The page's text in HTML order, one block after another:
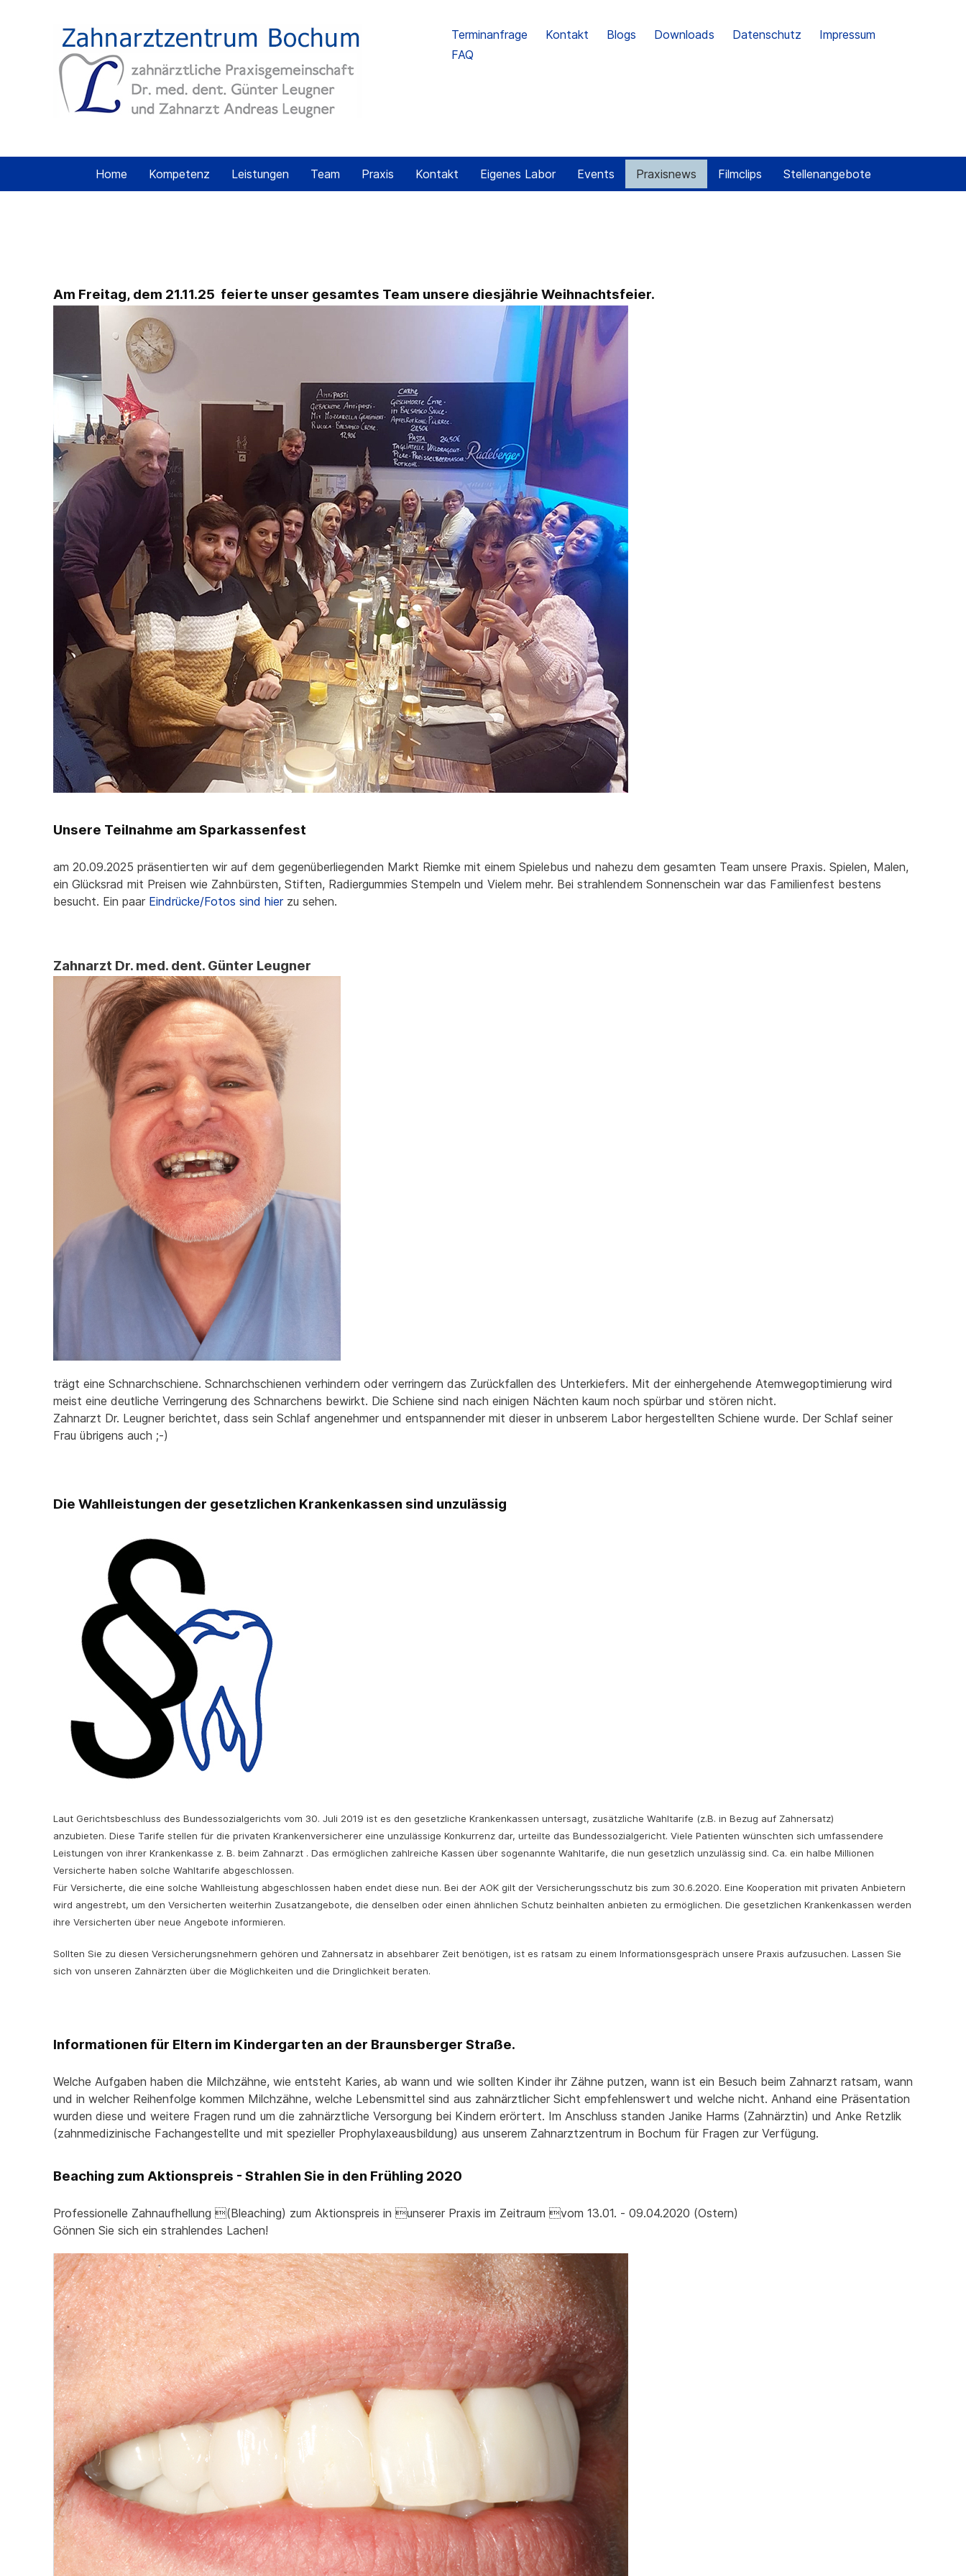
Terminanfrage Kontakt Blogs Downloads Datenschutz
Impressum
FAQ
Home Kompetenz Leistungen Team Praxis Kontakt Eigenes Labor Events Praxisnews Filmclips Stellenangebote
Am Freitag, dem 21.11.25 feierte unser gesamtes Team unsere diesjährie Weihnachtsfeier.
Unsere Teilnahme am Sparkassenfest
am 20.09.2025 präsentierten wir auf dem gegenüberliegenden Markt Riemke mit einem Spielebus und nahezu dem gesamten Team unsere Praxis. Spielen, Malen,
ein Glücksrad mit Preisen wie Zahnbürsten, Stiften, Radiergummies Stempeln und Vielem mehr. Bei strahlendem Sonnenschein war das Familienfest bestens
besucht. Ein paar Eindrücke/Fotos sind hierzu sehen.
Zahnarzt Dr. med. dent. Günter Leugner
trägt eine Schnarchschiene. Schnarchschienen verhindern oder verringern das Zurückfallen des Unterkiefers. Mit der einhergehende Atemwegoptimierung wird
meist eine deutliche Verringerung des Schnarchens bewirkt. Die Schiene sind nach einigen Nächten kaum noch spürbar und stören nicht.
Zahnarzt Dr. Leugner berichtet, dass sein Schlaf angenehmer und entspannender mit dieser in unbserem Labor hergestellten Schiene wurde. Der Schlaf seiner
Frau übrigens auch ;-)
Die Wahlleistungen der gesetzlichen Krankenkassen sind unzulässig
Laut Gerichtsbeschluss des Bundessozialgerichts vom 30. Juli 2019 ist es den gesetzliche Krankenkassen untersagt, zusätzliche Wahltarife (z.B. in Bezug auf Zahnersatz)
anzubieten. Diese Tarife stellen für die privaten Krankenversicherer eine unzulässige Konkurrenz dar, urteilte das Bundessozialgericht. Viele Patienten wünschten sich umfassendere
Leistungen von ihrer Krankenkasse z. B. beim Zahnarzt . Das ermöglichen zahlreiche Kassen über sogenannte Wahltarife, die nun gesetzlich unzulässig sind. Ca. ein halbe Millionen
Versicherte haben solche Wahltarife abgeschlossen.
Für Versicherte, die eine solche Wahlleistung abgeschlossen haben endet diese nun. Bei der AOK gilt der Versicherungsschutz bis zum 30.6.2020. Eine Kooperation mit privaten Anbietern
wird angestrebt, um den Versicherten weiterhin Zusatzangebote, die denselben oder einen ähnlichen Schutz beinhalten anbieten zu ermöglichen. Die gesetzlichen Krankenkassen werden
ihre Versicherten über neue Angebote informieren.
Sollten Sie zu diesen Versicherungsnehmern gehören und Zahnersatz in absehbarer Zeit benötigen, ist es ratsam zu einem Informationsgespräch unsere Praxis aufzusuchen. Lassen Sie
sich von unseren Zahnärzten über die Möglichkeiten und die Dringlichkeit beraten.
Informationen für Eltern im Kindergarten an der Braunsberger Straße.
Welche Aufgaben haben die Milchzähne, wie entsteht Karies, ab wann und wie sollten Kinder ihr Zähne putzen, wann ist ein Besuch beim Zahnarzt ratsam, wann
und in welcher Reihenfolge kommen Milchzähne, welche Lebensmittel sind aus zahnärztlicher Sicht empfehlenswert und welche nicht. Anhand eine Präsentation
wurden diese und weitere Fragen rund um die zahnärztliche Versorgung bei Kindern erörtert. Im Anschluss standen Janike Harms (Zahnärztin) und Anke Retzlik
(zahnmedizinische Fachangestellte und mit spezieller Prophylaxeausbildung) aus unserem Zahnarztzentrum in Bochum für Fragen zur Verfügung.
Beaching zum Aktionspreis - Strahlen Sie in den Frühling 2020
Professionelle Zahnaufhellung (Bleaching) zum Aktionspreis in unserer Praxis im Zeitraum vom 13.01. - 09.04.2020 (Ostern)
Gönnen Sie sich ein strahlendes Lachen!